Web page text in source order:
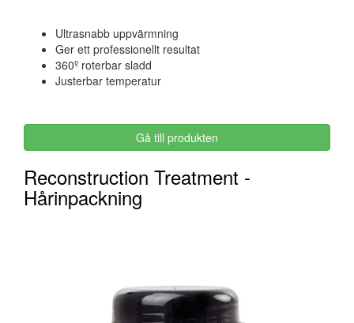
Ultrasnabb uppvärmning
Ger ett professionellt resultat
360º roterbar sladd
Justerbar temperatur
Gå till produkten
Reconstruction Treatment -
Hårinpackning